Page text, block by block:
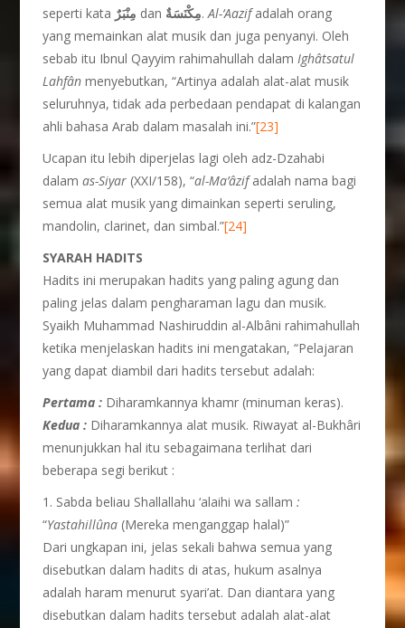
seperti kata مِنْبَرٌ dan مِكْنَسَةٌ.Al-‘Aazifadalah orang
yang memainkan alat musik dan juga penyanyi. Oleh
sebab itu Ibnul Qayyim rahimahullah dalamIghâtsatul
Lahfân menyebutkan, “Artinya adalah alat-alat musik
seluruhnya, tidak ada perbedaan pendapat di kalangan
ahli bahasa Arab dalam masalah ini.”[23]
Ucapan itu lebih diperjelas lagi oleh adz-Dzahabi
dalamas-Siyar (XXI/158), “al-Ma’âzifadalah nama bagi
semua alat musik yang dimainkan seperti seruling,
mandolin, clarinet, dan simbal.”[24]
SYARAH HADITS
Hadits ini merupakan hadits yang paling agung dan
paling jelas dalam pengharaman lagu dan musik.
Syaikh Muhammad Nashiruddin al-Albâni rahimahullah
ketika menjelaskan hadits ini mengatakan, “Pelajaran
yang dapat diambil dari hadits tersebut adalah:
Pertama : Diharamkannya khamr (minuman keras).
Kedua : Diharamkannya alat musik. Riwayat al-Bukhâri
menunjukkan hal itu sebagaimana terlihat dari
beberapa segi berikut :
1. Sabda beliau Shallallahu ‘alaihi wa sallam:
“Yastahillûna (Mereka menganggap halal)”
Dari ungkapan ini, jelas sekali bahwa semua yang
disebutkan dalam hadits di atas, hukum asalnya
adalah haram menurut syari’at. Dan diantara yang
disebutkan dalam hadits tersebut adalah alat-alat